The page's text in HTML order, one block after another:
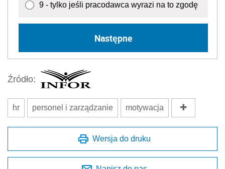
9 - tylko jeśli pracodawca wyrazi na to zgodę
Następne
Źródło:
hr personel i zarządzanie motywacja
Wersja do druku